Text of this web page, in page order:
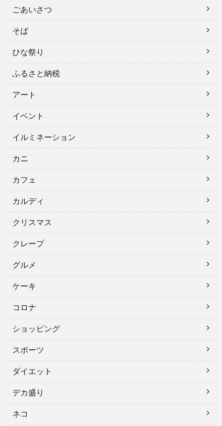
ごあいさつ
そば
ひな祭り
ふるさと納税
アート
イベント
イルミネーション
カニ
カフェ
カルディ
クリスマス
クレープ
グルメ
ケーキ
コロナ
ショッピング
スポーツ
ダイエット
デカ盛り
ネコ